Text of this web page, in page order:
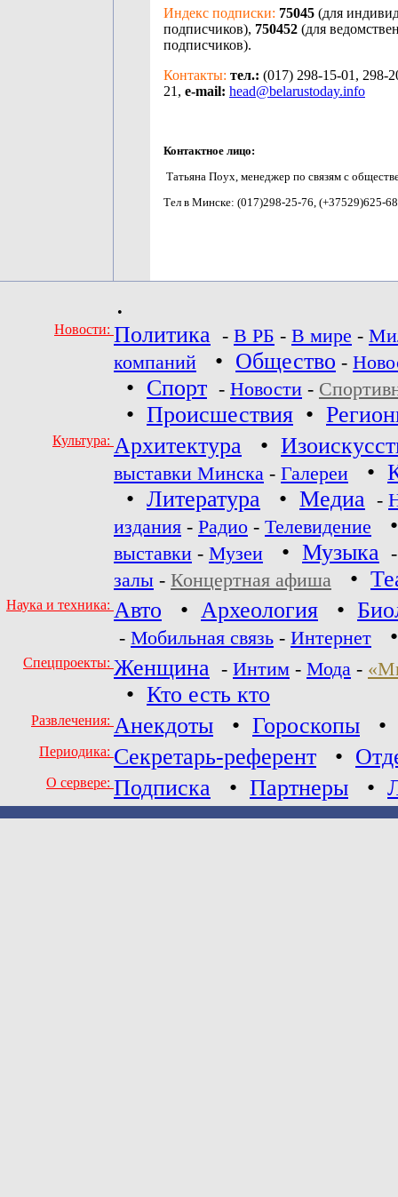
Индекс подписки: 75045 (для
подписчиков), 750452 (для
подписчиков).
Контакты: тел.: (017) 298-15-01, 298-
21, e-mail: head@belarustoday.info
Контактное лицо:
Татьяна Поух, менеджер по связям с
Тел в Минске: (017)298-25-76, (+37529)625-
•
Новости: Политика - В РБ - В мире -
компаний
• Общество -
• Спорт - Новости -
• Происшествия •
Культура: Архитектура •
выставки Минска - Галереи •
• Литература • Медиа -
издания - Радио - Телевидение
выставки - Музеи • Музыка
залы - Концертная афиша •
Наука и техника: Авто • Археология •
- Мобильная связь - Интернет
Спецпроекты: Женщина - Интим - Мода -
• Кто есть кто
Развлечения: Анекдоты • Гороскопы •
Периодика: Секретарь-референт •
О сервере: Подписка • Партнеры •